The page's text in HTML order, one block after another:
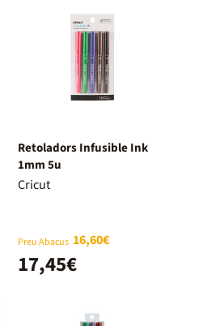
Retoladors Infusible Ink
1mm 5u
Cricut
Preu Abacus 16,60€
17,45€